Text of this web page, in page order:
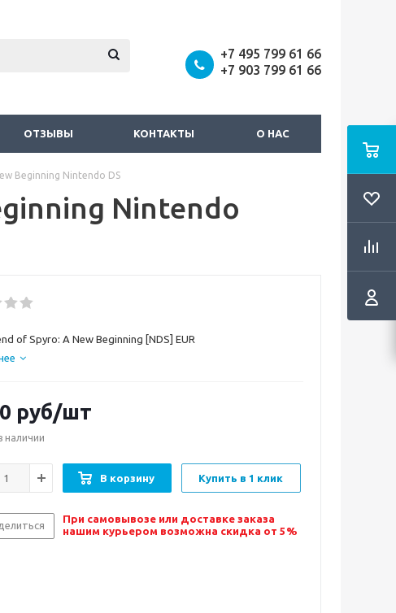
+7 495 799 61 66
+7 903 799 61 66
ОТЗЫВЫ КОНТАКТЫ О НАС
Beginning Nintendo DS
Nintendo
of Spyro: A New Beginning [NDS] EUR
руб/шт
наличии
В корзину Купить в 1 клик
При самовывозе или доставке заказа
нашим курьером возможна скидка от 5%